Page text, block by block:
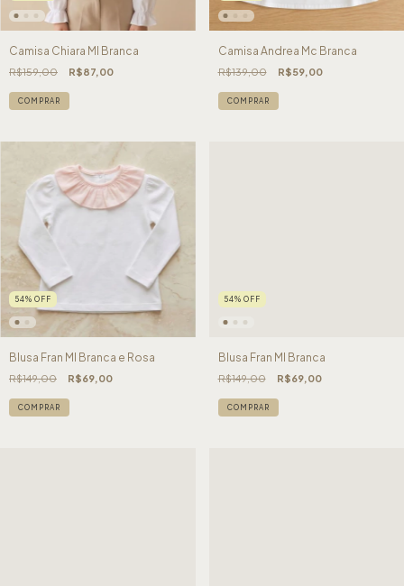
Camisa Chiara Ml Branca
R$159,00 R$87,00
COMPRAR
Camisa Andrea Mc Branca
R$139,00 R$59,00
COMPRAR
54% OFF
Blusa Fran Ml Branca e Rosa
R$149,00 R$69,00
COMPRAR
54% OFF
Blusa Fran Ml Branca
R$149,00 R$69,00
COMPRAR